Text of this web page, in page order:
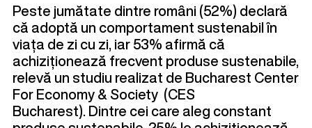
Peste jumătate dintre români (52%) declară
că adoptă un comportament sustenabil în
viața de zi cu zi, iar 53% afirmă că
achiziționează frecvent produse sustenabile,
relevă un studiu realizat de Bucharest Center
For Economy & Society (CES
Bucharest). Dintre cei care aleg constant